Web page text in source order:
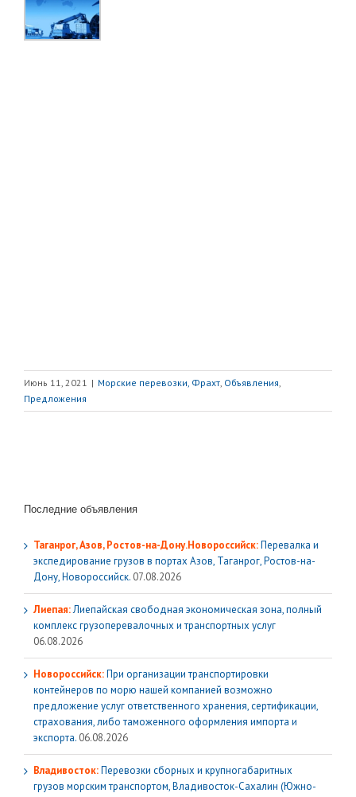
Июнь 11, 2021 | Морские перевозки, Фрахт Объявления
Предложения
Последние объявления
Таганрог, Азов, Ростов-на-Дону.Новороссийск:Перевалка и
экспедирование грузов в портах Азов, Таганрог, Ростов-на-
Дону, Новороссийск. 07.08.2026
Лиепая:Лиепайская свободная экономическая зона, полный
комплекс грузoперевалочных и транспортных услуг
06.08.2026
Новороссийск:При организации транспортировки
контейнеров по морю нашей компанией возможно
предложение услуг ответственного хранения, сертификации,
страхования, либо таможенного оформления импорта и
экспорта. 06.08.2026
Владивосток:Перевозки сборных и крупногабаритных
грузов морским транспортом, Владивосток-Сахалин (Южно-